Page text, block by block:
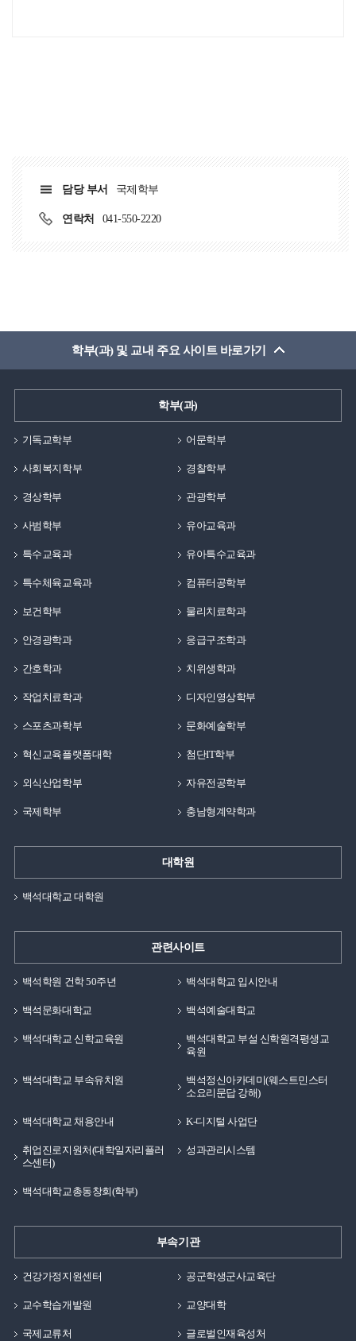
담당 부서 국제학부
연락처 041-550-2220
학부(과) 및 교내 주요 사이트 바로가기
학부(과)
기독교학부 어문학부
사회복지학부 경찰학부
경상학부 관광학부
사범학부 유아교육과
특수교육과 유아특수교육과
특수체육교육과 컴퓨터공학부
보건학부 물리치료학과
안경광학과 응급구조학과
간호학과 치위생학과
작업치료학과 디자인영상학부
스포츠과학부 문화예술학부
혁신교육플랫폼대학 첨단IT학부
외식산업학부 자유전공학부
국제학부 충남형계약학과
대학원
백석대학교 대학원
관련사이트
백석학원 건학 50주년 백석대학교 입시안내
백석문화대학교 백석예술대학교
백석대학교 신학교육원
백석대학교 부설 신학원격평생교
육원
백석대학교 부속유치원
백석정신아카데미(웨스트민스터
소요리문답 강해)
백석대학교 채용안내 K-디지털 사업단
취업진로지원처(대학일자리플러
스센터)
성과관리시스템
백석대학교총동창회(학부)
부속기관
건강가정지원센터 공군학생군사교육단
교수학습개발원 교양대학
국제교류처 글로벌인재육성처